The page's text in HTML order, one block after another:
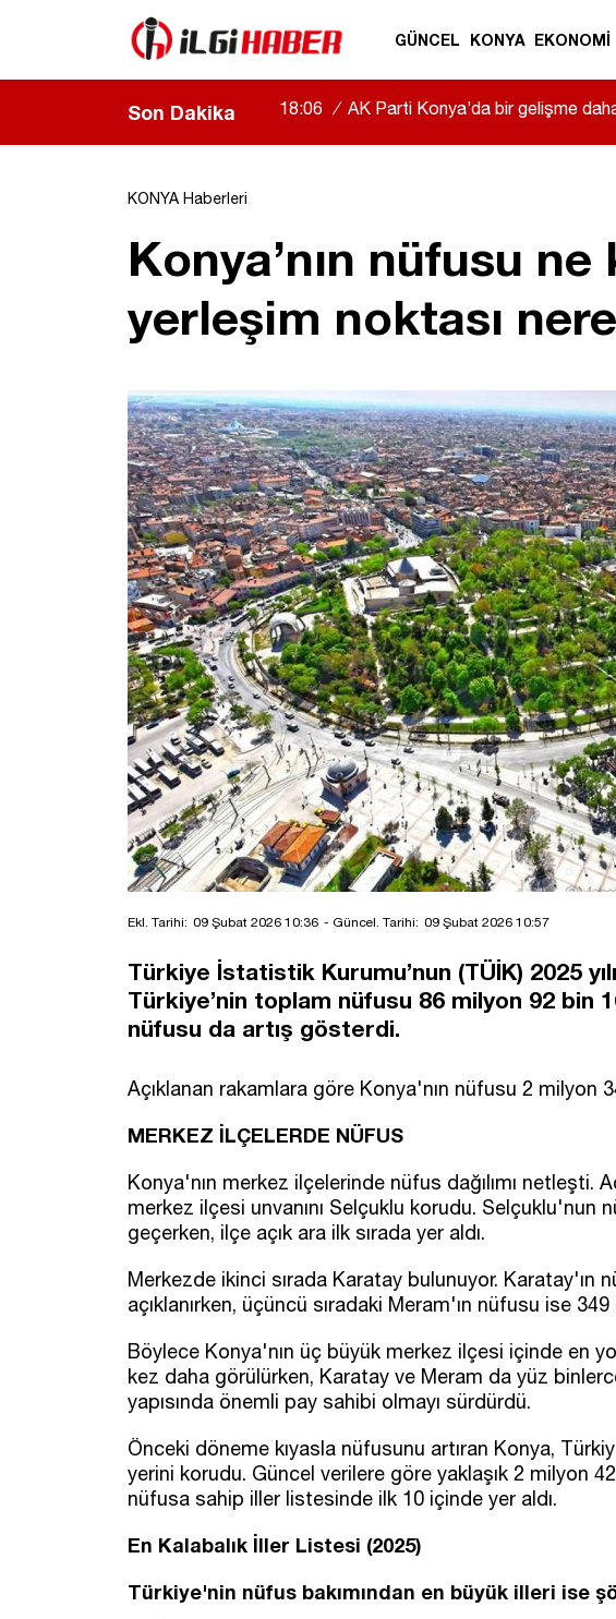
GÜNCEL KONYA EKONOMİ
Son Dakika 18:06 / AK Parti Konya’da bir gelişme
|
KONYA Haberleri
Konya’nın nüfusu
yerleşim noktası
Ekl. Tarihi: 09 Şubat 2026 10:36 - Güncel. Tarihi: 09 Şubat 2026 10:57
Türkiye İstatistik Kurumu’nun (TÜİK) 2025
Türkiye’nin toplam nüfusu 86 milyon 92 bin
nüfusu da artış gösterdi.
Açıklanan rakamlara göre Konya'nın nüfusu 2 milyon
MERKEZ İLÇELERDE NÜFUS
Konya'nın merkez ilçelerinde nüfus dağılımı netleşti.
merkez ilçesi unvanını Selçuklu korudu. Selçuklu'nun
geçerken, ilçe açık ara ilk sırada yer aldı.
Merkezde ikinci sırada Karatay bulunuyor. Karatay'ın
açıklanırken, üçüncü sıradaki Meram'ın nüfusu ise
Böylece Konya'nın üç büyük merkez ilçesi içinde en
kez daha görülürken, Karatay ve Meram da yüz
yapısında önemli pay sahibi olmayı sürdürdü.
Önceki döneme kıyasla nüfusunu artıran Konya,
yerini korudu. Güncel verilere göre yaklaşık 2 milyon
nüfusa sahip iller listesinde ilk 10 içinde yer aldı.
En Kalabalık İller Listesi (2025)
Türkiye'nin nüfus bakımından en büyük illeri ise